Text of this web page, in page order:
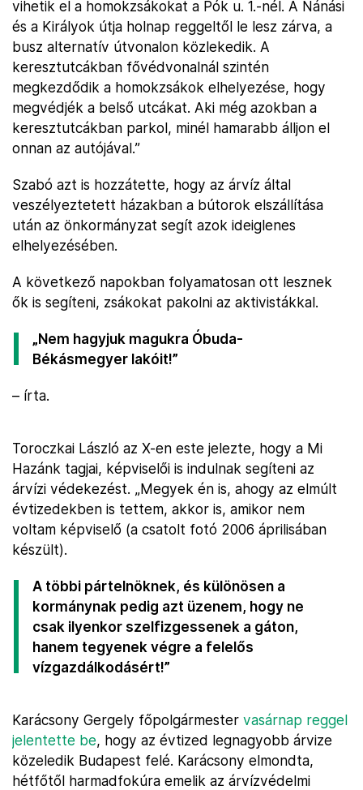
vihetik el a homokzsákokat a Pók u. 1.-nél. A Nánási
és a Királyok útja holnap reggeltől le lesz zárva, a
busz alternatív útvonalon közlekedik. A
keresztutcákban fővédvonalnál szintén
megkezdődik a homokzsákok elhelyezése, hogy
megvédjék a belső utcákat. Aki még azokban a
keresztutcákban parkol, minél hamarabb álljon el
onnan az autójával.”
Szabó azt is hozzátette, hogy az árvíz által
veszélyeztetett házakban a bútorok elszállítása
után az önkormányzat segít azok ideiglenes
elhelyezésében.
A következő napokban folyamatosan ott lesznek
ők is segíteni, zsákokat pakolni az aktivistákkal.
„Nem hagyjuk magukra Óbuda-
Békásmegyer lakóit!”
– írta.
Toroczkai László az X-en este jelezte, hogy a Mi
Hazánk tagjai, képviselői is indulnak segíteni az
árvízi védekezést. „Megyek én is, ahogy az elmúlt
évtizedekben is tettem, akkor is, amikor nem
voltam képviselő (a csatolt fotó 2006 áprilisában
készült).
A többi pártelnöknek, és különösen a
kormánynak pedig azt üzenem, hogy ne
csak ilyenkor szelfizgessenek a gáton,
hanem tegyenek végre a felelős
vízgazdálkodásért!”
Karácsony Gergely főpolgármester vasárnap reggel
jelentette be, hogy az évtized legnagyobb árvize
közeledik Budapest felé. Karácsony elmondta,
hétfőtől harmadfokúra emelik az árvízvédelmi